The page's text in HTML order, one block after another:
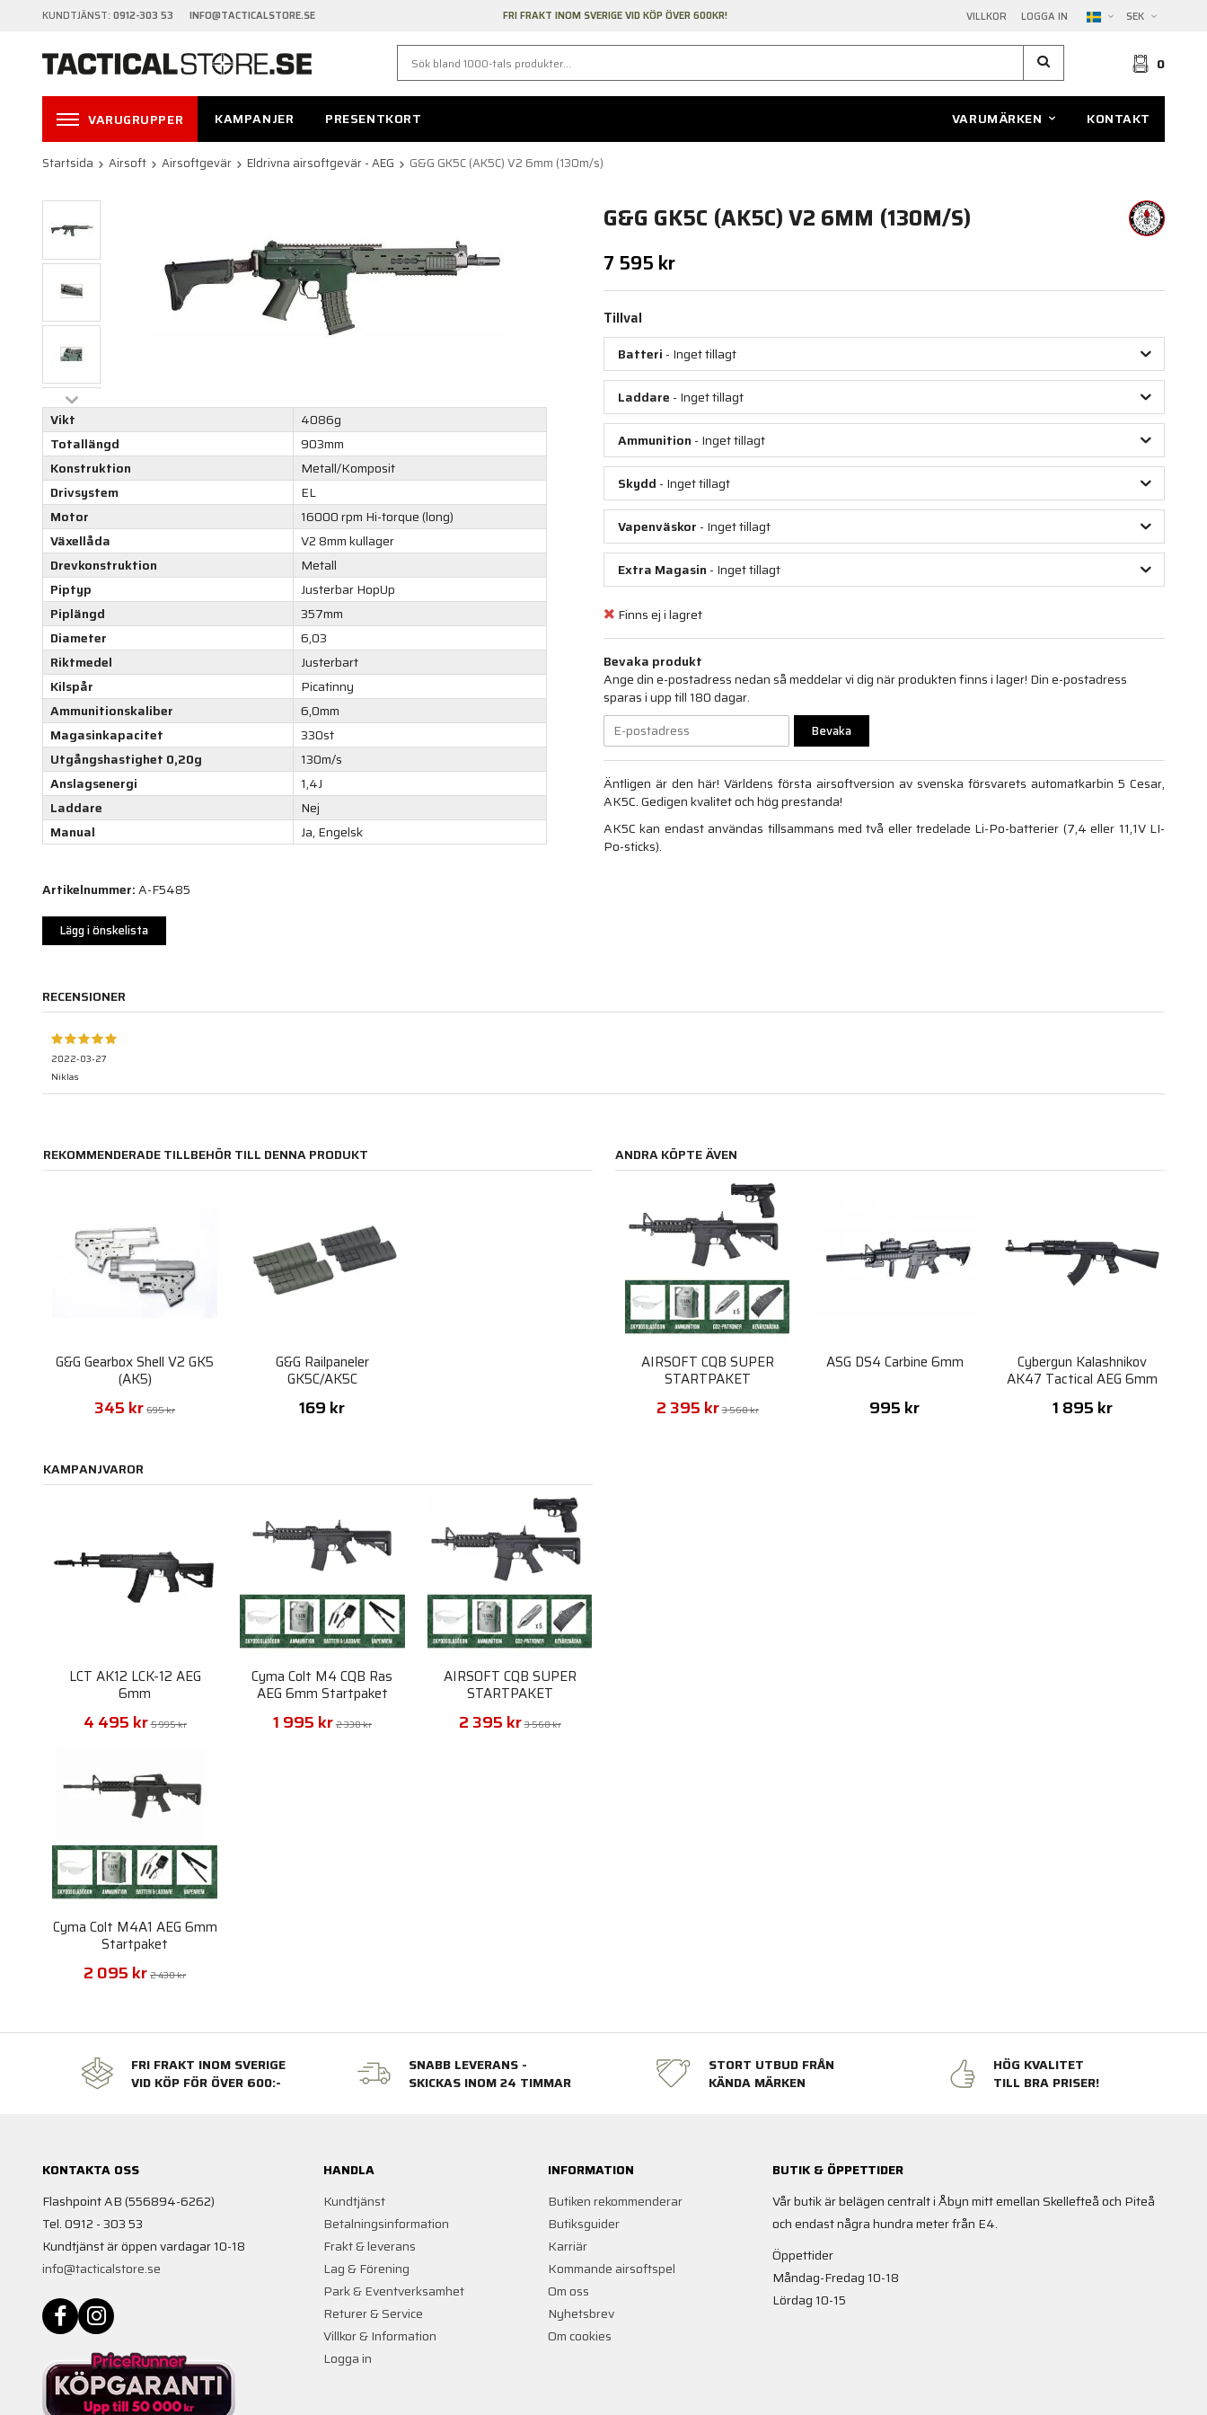
KUNDTJÄNST: 0912-303 53 INFO@TACTICALSTORE.SE VILLKOR LOGGA IN SEK
FRI FRAKT INOM SVERIGE VID KÖP ÖVER 600KR!
0
VARUGRUPPER KAMPANJER PRESENTKORT VARUMÄRKEN KONTAKT
Startsida Airsoft Airsoftgevär Eldrivna airsoftgevär - AEG G&G GK5C (AK5C) V2 6mm (130m/s)
G&G GK5C (AK5C) V2 6MM (130M/S)
7 595 kr
Tillval
Batteri - Inget tillagt
Laddare - Inget tillagt
Ammunition - Inget tillagt
Skydd - Inget tillagt
Vapenväskor - Inget tillagt
Extra Magasin - Inget tillagt
Finns ej i lagret
Bevaka produkt
Ange din e-postadress nedan så meddelar vi dig när produkten finns i lager! Din e-postadress
sparas i upp till 180 dagar.
Bevaka
Äntligen är den här! Världens första airsoftversion av svenska försvarets automatkarbin 5 Cesar,
AK5C. Gedigen kvalitet och hög prestanda!
AK5C kan endast användas tillsammans med två eller tredelade Li-Po-batterier (7,4 eller 11,1V LI-
Po-sticks).
Vikt
4086g
Totallängd
903mm
Konstruktion
Metall/Komposit
Drivsystem
EL
Motor
16000 rpm Hi-torque (long)
Växellåda
V2 8mm kullager
Drevkonstruktion
Metall
Piptyp
Justerbar HopUp
Piplängd
357mm
Diameter
6,03
Riktmedel
Justerbart
Kilspår
Picatinny
Ammunitionskaliber
6,0mm
Magasinkapacitet
330st
Utgångshastighet 0,20g
130m/s
Anslagsenergi
1,4J
Laddare
Nej
Manual
Ja, Engelsk
Artikelnummer:A-F5485
Lägg i önskelista
RECENSIONER
2022-03-27
Niklas
REKOMMENDERADE TILLBEHÖR TILL DENNA PRODUKT
G&G Gearbox Shell V2 GK5
(AK5)
345 kr 695 kr
G&G Railpaneler
GK5C/AK5C
169 kr
ANDRA KÖPTE ÄVEN
AIRSOFT CQB SUPER
STARTPAKET
2 395 kr 3 560 kr
ASG DS4 Carbine 6mm
995 kr
Cybergun Kalashnikov
AK47 Tactical AEG 6mm
1 895 kr
KAMPANJVAROR
LCT AK12 LCK-12 AEG
6mm
4 495 kr 5 995 kr
Cyma Colt M4 CQB Ras
AEG 6mm Startpaket
1 995 kr 2 330 kr
AIRSOFT CQB SUPER
STARTPAKET
2 395 kr 3 560 kr
Cyma Colt M4A1 AEG 6mm
Startpaket
2 095 kr 2 430 kr
FRI FRAKT INOM SVERIGE
VID KÖP FÖR ÖVER 600:-
SNABB LEVERANS -
SKICKAS INOM 24 TIMMAR
STORT UTBUD FRÅN
KÄNDA MÄRKEN
HÖG KVALITET
TILL BRA PRISER!
KONTAKTA OSS
Flashpoint AB (556894-6262)
Tel. 0912 - 303 53
Kundtjänst är öppen vardagar 10-18
info@tacticalstore.se
HANDLA
Kundtjänst
Betalningsinformation
Frakt & leverans
Lag & Förening
Park & Eventverksamhet
Returer & Service
Villkor & Information
Logga in
INFORMATION
Butiken rekommenderar
Butiksguider
Karriär
Kommande airsoftspel
Om oss
Nyhetsbrev
Om cookies
BUTIK & ÖPPETTIDER
Vår butik är belägen centralt i Åbyn mitt emellan Skellefteå och Piteå
och endast några hundra meter från E4.
Öppettider
Måndag-Fredag 10-18
Lördag 10-15